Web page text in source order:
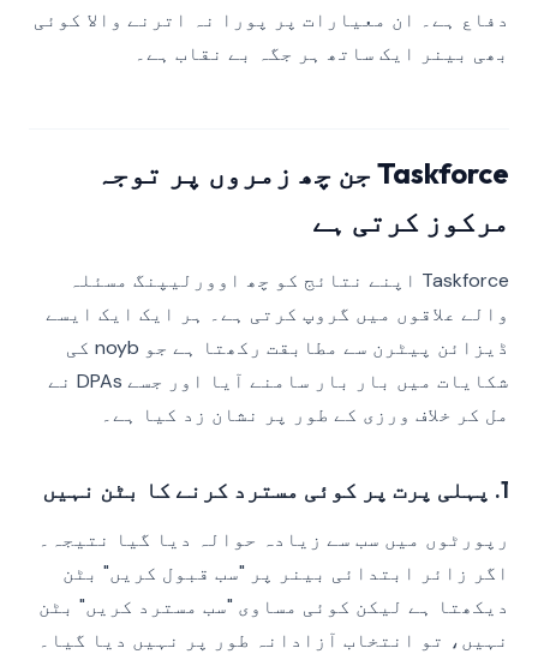
دفاع ہے۔ ان معیارات پر پورا نہ اترنے والا کوئی
بھی بینر ایک ساتھ ہر جگہ بے نقاب ہے۔
Taskforce جن چھ زمروں پر توجہ
مرکوز کرتی ہے
Taskforce اپنے نتائج کو چھ اوورلیپنگ مسئلہ
والے علاقوں میں گروپ کرتی ہے۔ ہر ایک ایک ایسے
ڈیزائن پیٹرن سے مطابقت رکھتا ہے جو noyb کی
شکایات میں بار بار سامنے آیا اور جسے DPAs نے
مل کر خلاف ورزی کے طور پر نشان زد کیا ہے۔
1. پہلی پرت پر کوئی مسترد کرنے کا بٹن نہیں
رپورٹوں میں سب سے زیادہ حوالہ دیا گیا نتیجہ۔
اگر زائر ابتدائی بینر پر "سب قبول کریں" بٹن
دیکھتا ہے لیکن کوئی مساوی "سب مسترد کریں" بٹن
نہیں، تو انتخاب آزادانہ طور پر نہیں دیا گیا۔